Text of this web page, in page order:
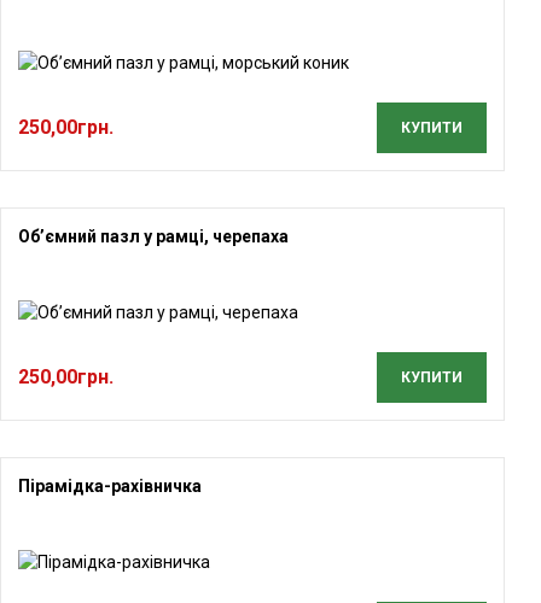
250,00грн. КУПИТИ
Об’ємний пазл у рамці, черепаха
250,00грн. КУПИТИ
Пірамідка-рахівничка